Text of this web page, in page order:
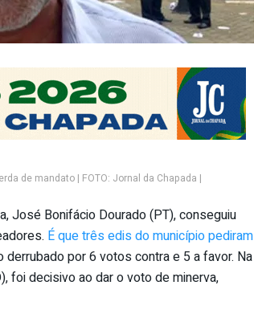
de mandato | FOTO: Jornal da Chapada |
José Bonifácio Dourado (PT), conseguiu
É que três edis do município pediram
por 6 votos contra e 5 a favor. Na
foi decisivo ao dar o voto de minerva,